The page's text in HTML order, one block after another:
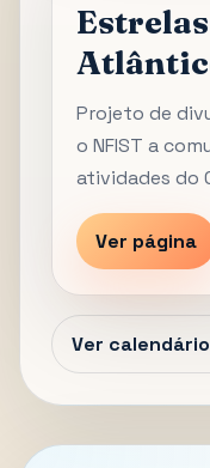
Projeto de
o NFIST a
atividades do
Ver página
Ver